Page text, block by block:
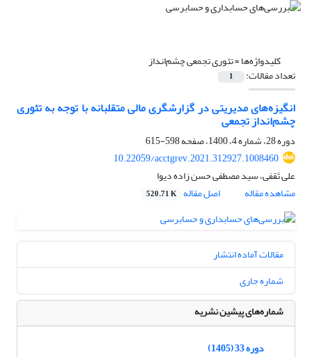
کلیدواژه‌ها =تئوری تجمعی چشم‌انداز
تعداد مقالات: 1
انگیزه‌های مدیریتی در گزارشگری مالی متقلبانه با توجه به تئوری
چشم‌انداز تجمعی
دوره 28، شماره 4، 1400، صفحه
598-615
10.22059/acctgrev.2021.312927.1008460
علی ثقفی، سید مصطفی حسن زاده دیوا
مشاهده مقاله
اصل مقاله 520.71 K
مقالات آماده انتشار
شماره جاری
شماره‌های پیشین نشریه
دوره 33 (1405)